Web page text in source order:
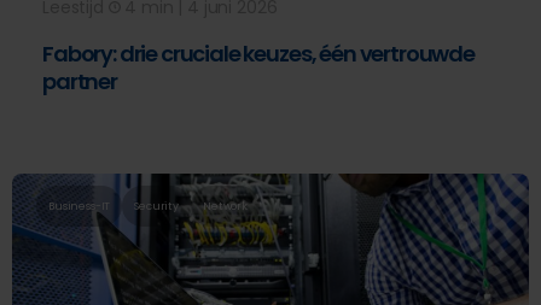
Fabory: drie cruciale keuzes, één vertrouwde
partner
Business-IT Security Network